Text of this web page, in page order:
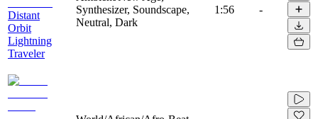
Distant
Orbit
Lightning
Traveler
Synthesizer, Soundscape,
Neutral, Dark
1:56 -